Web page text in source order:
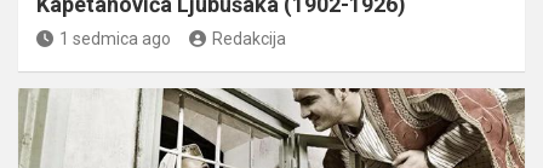
1 sedmica ago Redakcija